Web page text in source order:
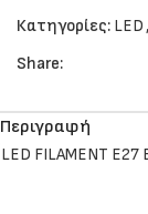
Κατηγορίες: LED,
Share:
Περιγραφή
LED FILAMENT E27